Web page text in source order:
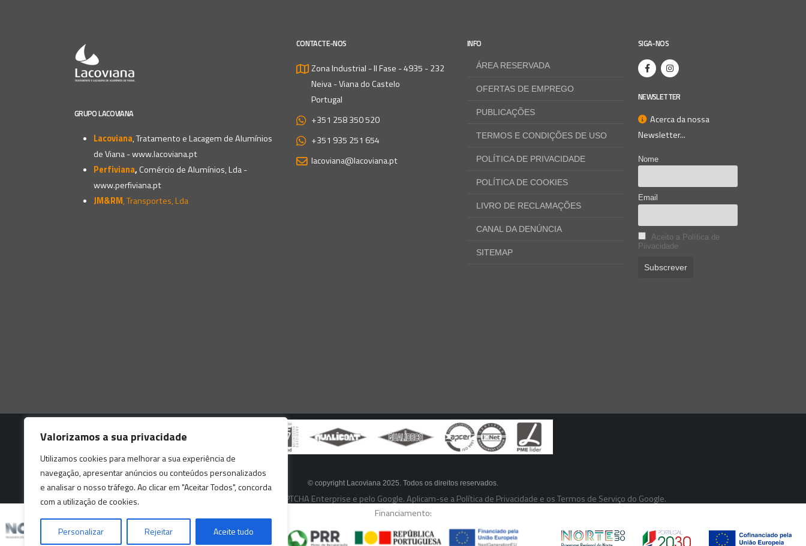
Valorizamos a sua privacidade
Utilizamos cookies para melhorar a sua experiência de
navegação, apresentar anúncios ou conteúdos personalizados
e analisar o nosso tráfego. Ao clicar em "Aceitar Todos", concorda
com a utilização de cookies.
Personalizar Rejeitar Aceite tudo
GRUPO LACOVIANA
Lacoviana, Tratamento e Lacagem de Alumínios
de Viana -www.lacoviana.pt
Perfiviana, Comércio de Alumínios, Lda -
www.perfiviana.pt
JM&RM, Transportes, Lda
CONTACTE-NOS
Zona Industrial - II Fase - 4935 - 232
Neiva - Viana do Castelo
Portugal
+351 258 350 520
+351 935 251 654
lacoviana@lacoviana.pt
INFO
ÁREA RESERVADA
OFERTAS DE EMPREGO
PUBLICAÇÕES
TERMOS E CONDIÇÕES DE USO
POLÍTICA DE PRIVACIDADE
POLÍTICA DE COOKIES
LIVRO DE RECLAMAÇÕES
CANAL DA DENÚNCIA
SITEMAP
SIGA-NOS
NEWSLETTER
Acerca da nossa
Newsletter...
Nome
Email
Aceito a Política de
Piivacidade
© copyright Lacoviana 2025. Todos os direitos reservados.
Este website está protegido pelo reCAPTCHA Enterprise e pelo Google. Aplicam-se aPolítica de Privacidade e osTermos de Serviço do Google.
Financiamento: